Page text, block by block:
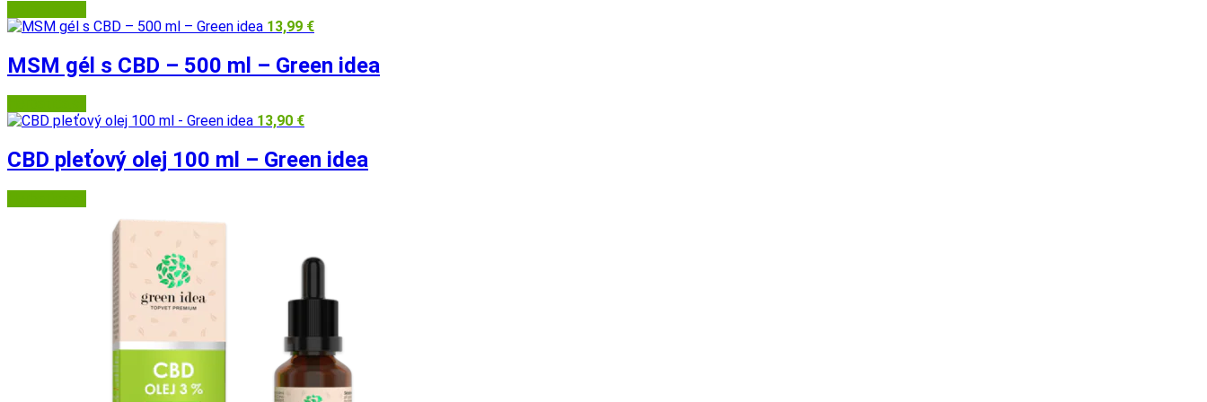
13,99 €
MSM gél s CBD – 500 ml – Green idea
13,90 €
CBD pleťový olej 100 ml – Green idea